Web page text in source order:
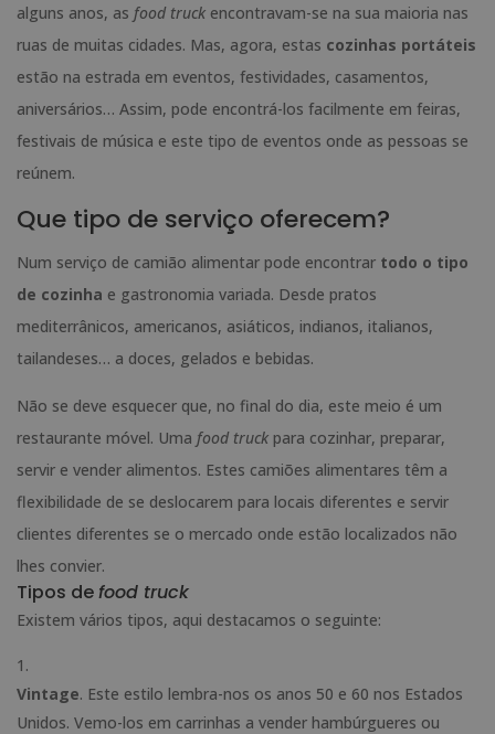
alguns anos, as food truck encontravam-se na sua maioria nas
ruas de muitas cidades. Mas, agora, estas cozinhas portáteis
estão na estrada em eventos, festividades, casamentos,
aniversários… Assim, pode encontrá-los facilmente em feiras,
festivais de música e este tipo de eventos onde as pessoas se
reúnem.
Que tipo de serviço oferecem?
Num serviço de camião alimentar pode encontrar todo o tipo
de cozinha e gastronomia variada. Desde pratos
mediterrânicos, americanos, asiáticos, indianos, italianos,
tailandeses… a doces, gelados e bebidas.
Não se deve esquecer que, no final do dia, este meio é um
restaurante móvel. Uma food truck para cozinhar, preparar,
servir e vender alimentos. Estes camiões alimentares têm a
flexibilidade de se deslocarem para locais diferentes e servir
clientes diferentes se o mercado onde estão localizados não
lhes convier.
Tipos defood truck
Existem vários tipos, aqui destacamos o seguinte:
Vintage. Este estilo lembra-nos os anos 50 e 60 nos Estados
Unidos. Vemo-los em carrinhas a vender hambúrgueres ou